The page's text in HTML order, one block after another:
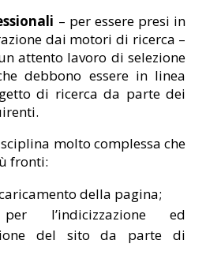
– per essere presi in
dai motori di ricerca –
attento lavoro di selezione
debbono essere in linea
di ricerca da parte dei
molto complessa che
fronti:
della pagina;
l’indicizzazione ed
del sito da parte di